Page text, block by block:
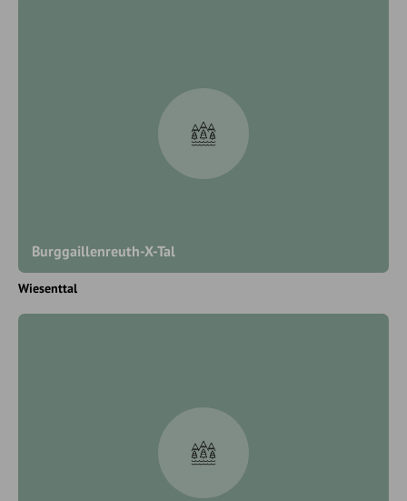
Burggaillenreuth-X-Tal
Wiesenttal